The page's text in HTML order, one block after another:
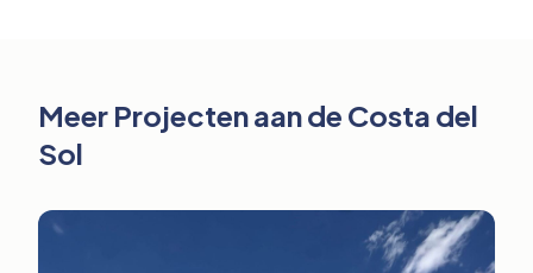
Meer Projecten aan de Costa del
Sol